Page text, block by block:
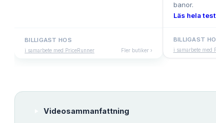
BILLIGAST HOS
i samarbete med PriceRunner Fler butiker ›
banor.
Läs hela
BILLIGAST
i samarbete med
Videosammanfattning